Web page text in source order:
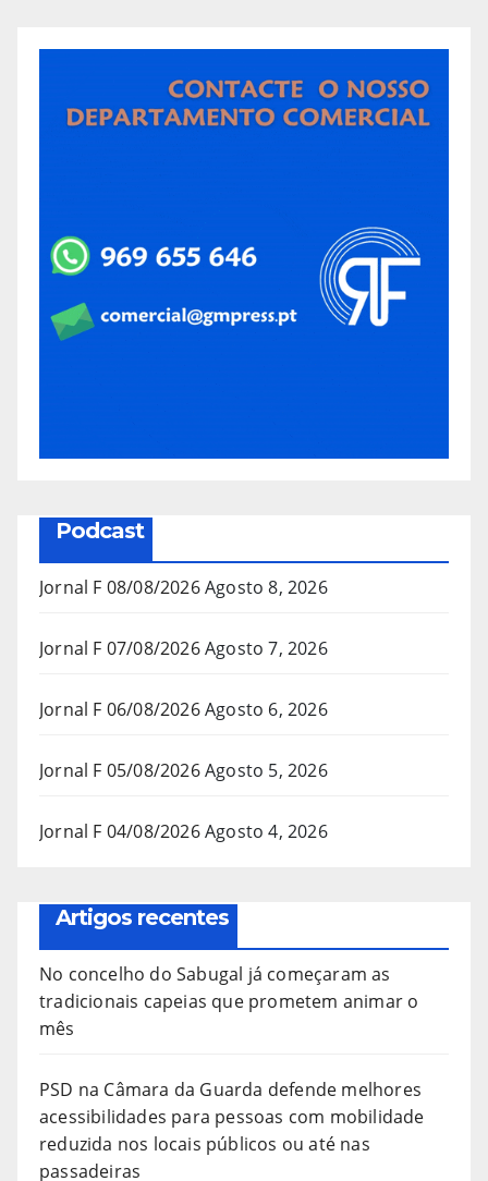
Podcast
Jornal F 08/08/2026Agosto 8, 2026
Jornal F 07/08/2026Agosto 7, 2026
Jornal F 06/08/2026Agosto 6, 2026
Jornal F 05/08/2026Agosto 5, 2026
Jornal F 04/08/2026Agosto 4, 2026
Artigos recentes
No concelho do Sabugal já começaram as
tradicionais capeias que prometem animar o
mês
PSD na Câmara da Guarda defende melhores
acessibilidades para pessoas com mobilidade
reduzida nos locais públicos ou até nas
passadeiras